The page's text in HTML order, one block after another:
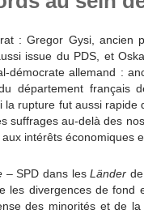
: Gregor Gysi, ancien
issue du PDS, et
allemand :
département français
rupture fut aussi
suffrages au-delà des
intérêts économiques
– SPD dans lesLänder
les divergences de
des minorités et de